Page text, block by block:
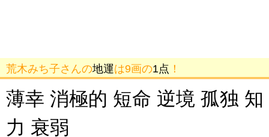
荒木みち子さんの地運は9画の1点 ！
薄幸 消極的 短命 逆境 孤独 知
力 衰弱